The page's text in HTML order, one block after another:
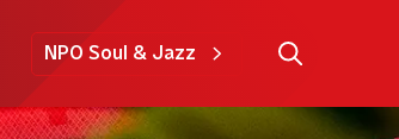
NPO Soul & Jazz